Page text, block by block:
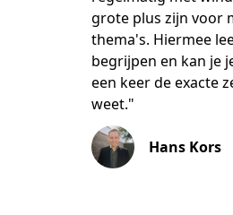
grote plus zijn voor
thema's. Hiermee
begrijpen en kan je
een keer de exacte
weet."
Hans Kors